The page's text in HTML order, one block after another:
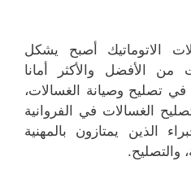
الاتوماتيك أصبح يشكل
من الأفضل والأكثر أمانا
تصليح وصيانة الغسالات،
الغسالات في الفروانية
الذين يمتازون بالمهنية
والتصليح.